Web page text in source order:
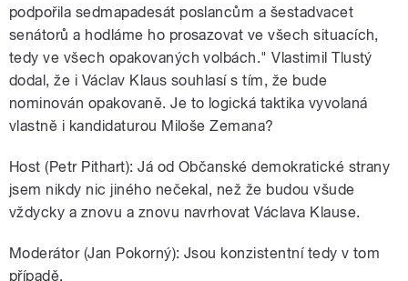
podpořila sedmapadesát poslancům a šestadvacet
senátorů a hodláme ho prosazovat ve všech situacích,
tedy ve všech opakovaných volbách." Vlastimil Tlustý
dodal, že i Václav Klaus souhlasí s tím, že bude
nominován opakovaně. Je to logická taktika vyvolaná
vlastně i kandidaturou Miloše Zemana?
Host (Petr Pithart): Já od Občanské demokratické strany
jsem nikdy nic jiného nečekal, než že budou všude
vždycky a znovu a znovu navrhovat Václava Klause.
Moderátor (Jan Pokorný): Jsou konzistentní tedy v tom
případě.